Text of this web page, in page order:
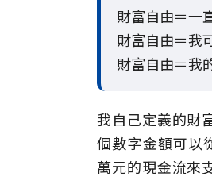
財富自由＝一
財富自由＝我
財富自由＝我
我自己定義的財
個數字金額可以
萬元的現金流來